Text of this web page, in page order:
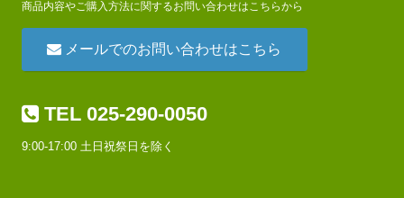
商品内容やご購入方法に関するお問い合わせはこちらから
メールでのお問い合わせはこちら
TEL 025-290-0050
9:00-17:00 土日祝祭日を除く